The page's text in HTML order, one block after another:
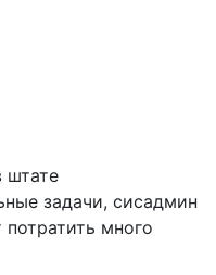
штате
задачи, сисадмин
много